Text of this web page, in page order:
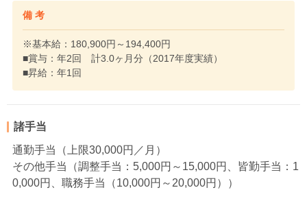
備 考
※基本給：180,900円～194,400円
■賞与：年2回 計3.0ヶ月分（2017年度実績）
■昇給：年1回
諸手当
通勤手当（上限30,000円／月）
その他手当（調整手当：5,000円～15,000円、皆勤手当：1
0,000円、職務手当（10,000円～20,000円））